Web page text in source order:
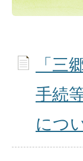
「三
手続
につ